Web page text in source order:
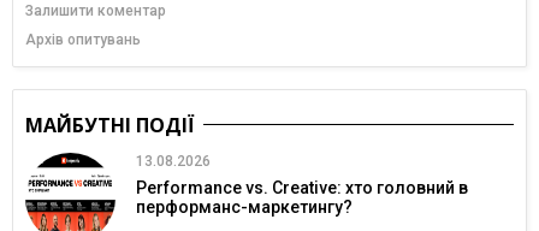
Залишити коментар
Архів опитувань
МАЙБУТНІ ПОДІЇ
13.08.2026
Performance vs. Creative: хто головний в
перформанс-маркетингу?